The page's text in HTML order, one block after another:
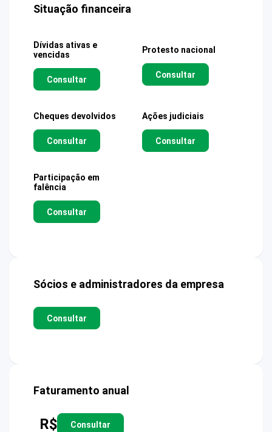
Situação financeira
Dívidas ativas e
vencidas
Consultar
Protesto nacional
Consultar
Cheques devolvidos
Consultar
Ações judiciais
Consultar
Participação em
falência
Consultar
Sócios e administradores da empresa
Consultar
Faturamento anual
R$ Consultar